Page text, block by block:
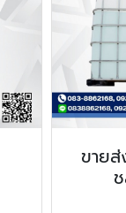
ขายส่